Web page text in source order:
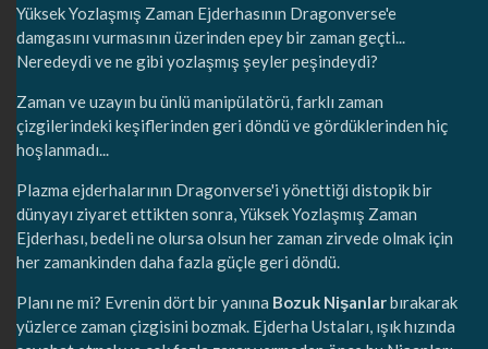
Yüksek Yozlaşmış Zaman Ejderhasının Dragonverse'e
damgasını vurmasının üzerinden epey bir zaman geçti...
Neredeydi ve ne gibi yozlaşmış şeyler peşindeydi?
Zaman ve uzayın bu ünlü manipülatörü, farklı zaman
çizgilerindeki keşiflerinden geri döndü ve gördüklerinden hiç
hoşlanmadı...
Plazma ejderhalarının Dragonverse'i yönettiği distopik bir
dünyayı ziyaret ettikten sonra, Yüksek Yozlaşmış Zaman
Ejderhası, bedeli ne olursa olsun her zaman zirvede olmak için
her zamankinden daha fazla güçle geri döndü.
Planı ne mi? Evrenin dört bir yanına Bozuk Nişanlarbırakarak
yüzlerce zaman çizgisini bozmak. Ejderha Ustaları, ışık hızında